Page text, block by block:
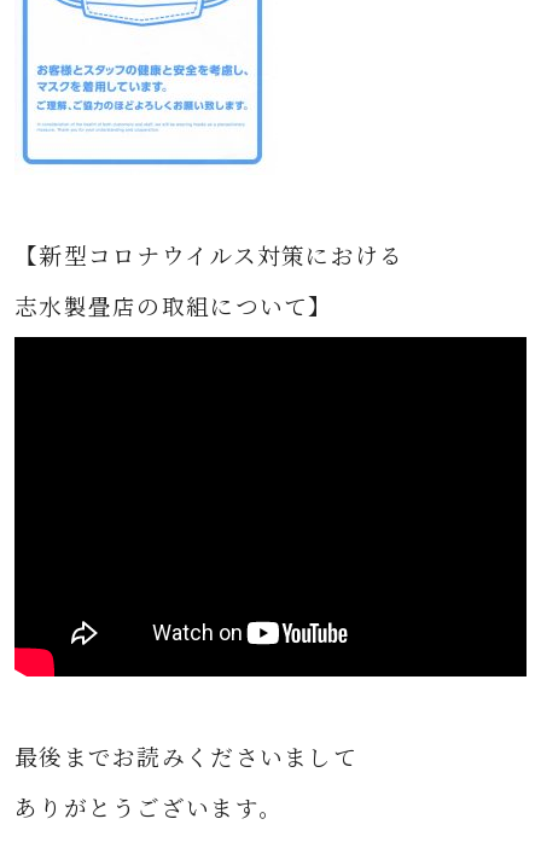
【新型コロナウイルス対策における
志水製畳店の取組について】
最後までお読みくださいまして
ありがとうございます。